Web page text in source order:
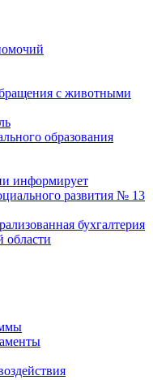
с животными
образования
информирует
развития № 13
бухгалтерия